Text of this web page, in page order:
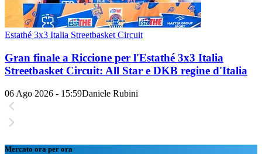
Estathé 3x3 Italia Streetbasket Circuit
Gran finale a Riccione per l'Estathé 3x3 Italia
Streetbasket Circuit: All Star e DKB regine d'Italia
06 Ago 2026 - 15:59Daniele Rubini
Mercato ora per ora